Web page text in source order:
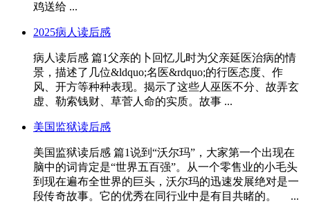
鸡送给 ...
2025病人读后感
病人读后感 篇1父亲的卜回忆儿时为父亲延医治病的情
景，描述了几位&ldquo;名医&rdquo;的行医态度、作
风、开方等种种表现。揭示了这些人巫医不分、故弄玄
虚、勒索钱财、草菅人命的实质。故事 ...
美国监狱读后感
美国监狱读后感 篇1说到“沃尔玛”，大家第一个出现在
脑中的词肯定是“世界五百强”。从一个零售业的小毛头
到现在遍布全世界的巨头，沃尔玛的迅速发展绝对是一
段传奇故事。它的优秀在同行业中是有目共睹的。 ...